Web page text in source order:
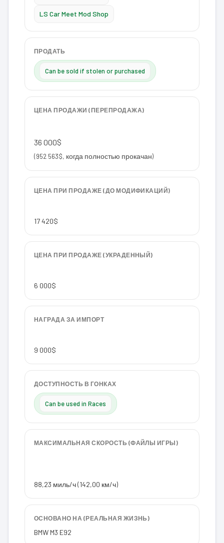
LS Car Meet Mod Shop
ПРОДАТЬ
Can be sold if stolen or purchased
ЦЕНА ПРОДАЖИ (ПЕРЕПРОДАЖА)
36 000$
(952 563$, когда полностью прокачан)
ЦЕНА ПРИ ПРОДАЖЕ (ДО МОДИФИКАЦИЙ)
17 420$
ЦЕНА ПРИ ПРОДАЖЕ (УКРАДЕННЫЙ)
6 000$
НАГРАДА ЗА ИМПОРТ
9 000$
ДОСТУПНОСТЬ В ГОНКАХ
Can be used in Races
МАКСИМАЛЬНАЯ СКОРОСТЬ (ФАЙЛЫ ИГРЫ)
88,23 миль/ч (142,00 км/ч)
ОСНОВАНО НА (РЕАЛЬНАЯ ЖИЗНЬ)
BMW M3 E92